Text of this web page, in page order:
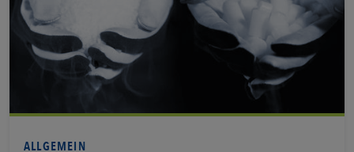
ALLGEMEIN
PDF anzeigen